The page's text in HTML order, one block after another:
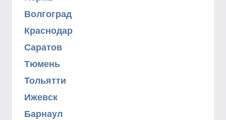
Волгоград
Краснодар
Саратов
Тюмень
Тольятти
Ижевск
Барнаул